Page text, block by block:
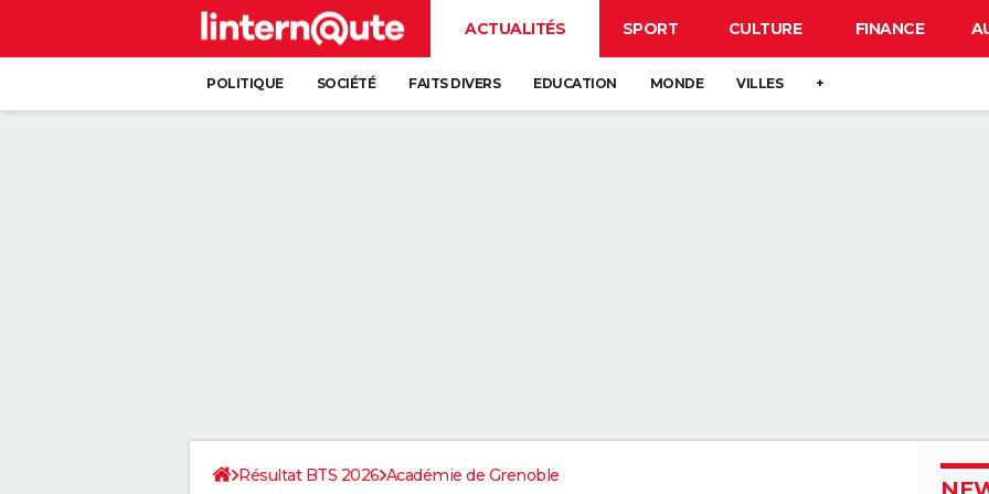
ACTUALITÉS SPORT CULTURE FINANCE
POLITIQUE SOCIÉTÉ FAITS DIVERS EDUCATION MONDE VILLES +
Résultat BTS 2026 Académie de Grenoble